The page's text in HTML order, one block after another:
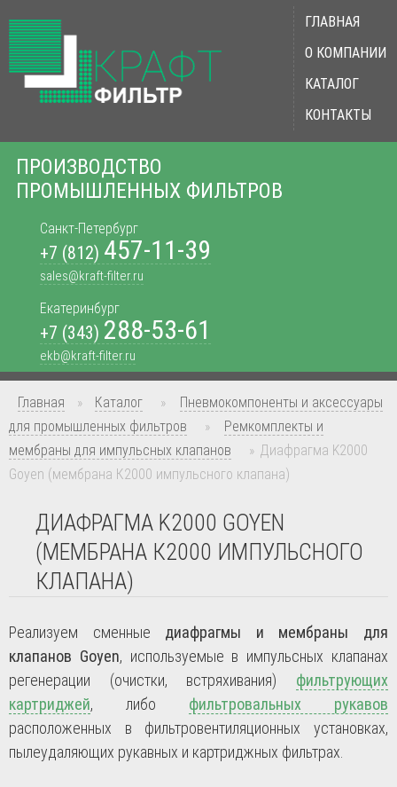
ПРОИЗВОДСТВО
ПРОМЫШЛЕННЫХ ФИЛЬТРОВ
Санкт-Петербург
+7 (812) 457-11-39
sales@kraft-filter.ru
Екатеринбург
+7 (343) 288-53-61
ekb@kraft-filter.ru
ГЛАВНАЯ
О КОМПАНИИ
КАТАЛОГ
КОНТАКТЫ
Главная » Каталог »
Пневмокомпоненты и аксессуары
для промышленных фильтров
»
Ремкомплекты и
мембраны для импульсных клапанов
» Диафрагма K2000
Goyen (мембрана К2000 импульсного клапана)
ДИАФРАГМА K2000 GOYEN
(МЕМБРАНА К2000 ИМПУЛЬСНОГО
КЛАПАНА)
Реализуем сменные диафрагмы и мембраны для
клапанов Goyen, используемые в импульсных клапанах
регенерации (очистки, встряхивания) фильтрующих
картриджей, либо фильтровальных рукавов
расположенных в фильтровентиляционных установках,
пылеудаляющих рукавных и картриджных фильтрах.